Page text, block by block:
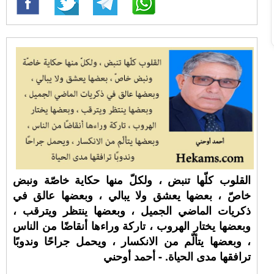
القلوب كلّها تنبض ، ولكلّ منها حكاية خاصّة ونبض
خاصّ ، بعضها يعشق ولا يبالي ، وبعضها عالق في
ذكريات الماضي الجميل ، وبعضها ينتظر ويترقب ،
وبعضها يختار الهروب ، تاركة وراءها أنقاضًا من الناس
، وبعضها يتألّم من الانكسار ، ويحمل جراحًا وندوبًا
ترافقها مدى الحياة. - أحمد أوحني